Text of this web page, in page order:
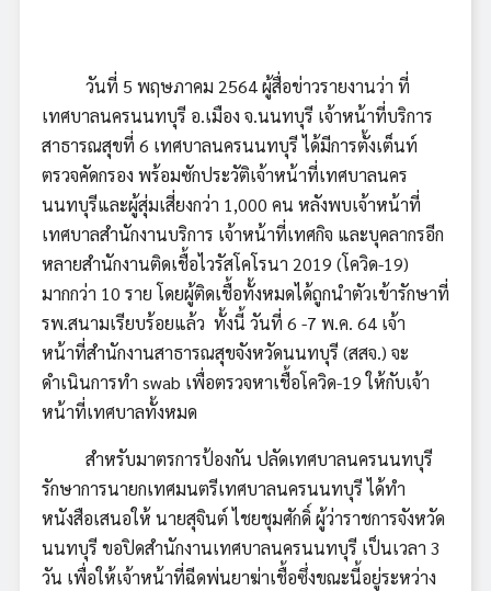
วันที่ 5 พฤษภาคม 2564 ผู้สื่อข่าวรายงานว่า ที่
เทศบาลนครนนทบุรี อ.เมือง จ.นนทบุรี เจ้าหน้าที่บริการ
สาธารณสุขที่ 6 เทศบาลนครนนทบุรี ได้มีการตั้งเต็นท์
ตรวจคัดกรอง พร้อมซักประวัติเจ้าหน้าที่เทศบาลนคร
นนทบุรีและผู้สุ่มเสี่ยงกว่า 1,000 คน หลังพบเจ้าหน้าที่
เทศบาลสำนักงานบริการ เจ้าหน้าที่เทศกิจ และบุคลากรอีก
หลายสำนักงานติดเชื้อไวรัสโคโรนา 2019 (โควิด-19)
มากกว่า 10 ราย โดยผู้ติดเชื้อทั้งหมดได้ถูกนำตัวเข้ารักษาที่
รพ.สนามเรียบร้อยแล้ว ทั้งนี้ วันที่ 6 -7 พ.ค. 64 เจ้า
หน้าที่สำนักงานสาธารณสุขจังหวัดนนทบุรี (สสจ.) จะ
ดำเนินการทำ swab เพื่อตรวจหาเชื้อโควิด-19 ให้กับเจ้า
หน้าที่เทศบาลทั้งหมด
สำหรับมาตรการป้องกัน ปลัดเทศบาลนครนนทบุรี
รักษาการนายกเทศมนตรีเทศบาลนครนนทบุรี ได้ทำ
หนังสือเสนอให้ นายสุจินต์ ไชยชุมศักดิ์ ผู้ว่าราชการจังหวัด
นนทบุรี ขอปิดสำนักงานเทศบาลนครนนทบุรี เป็นเวลา 3
วัน เพื่อให้เจ้าหน้าที่ฉีดพ่นยาฆ่าเชื้อซึ่งขณะนี้อยู่ระหว่าง